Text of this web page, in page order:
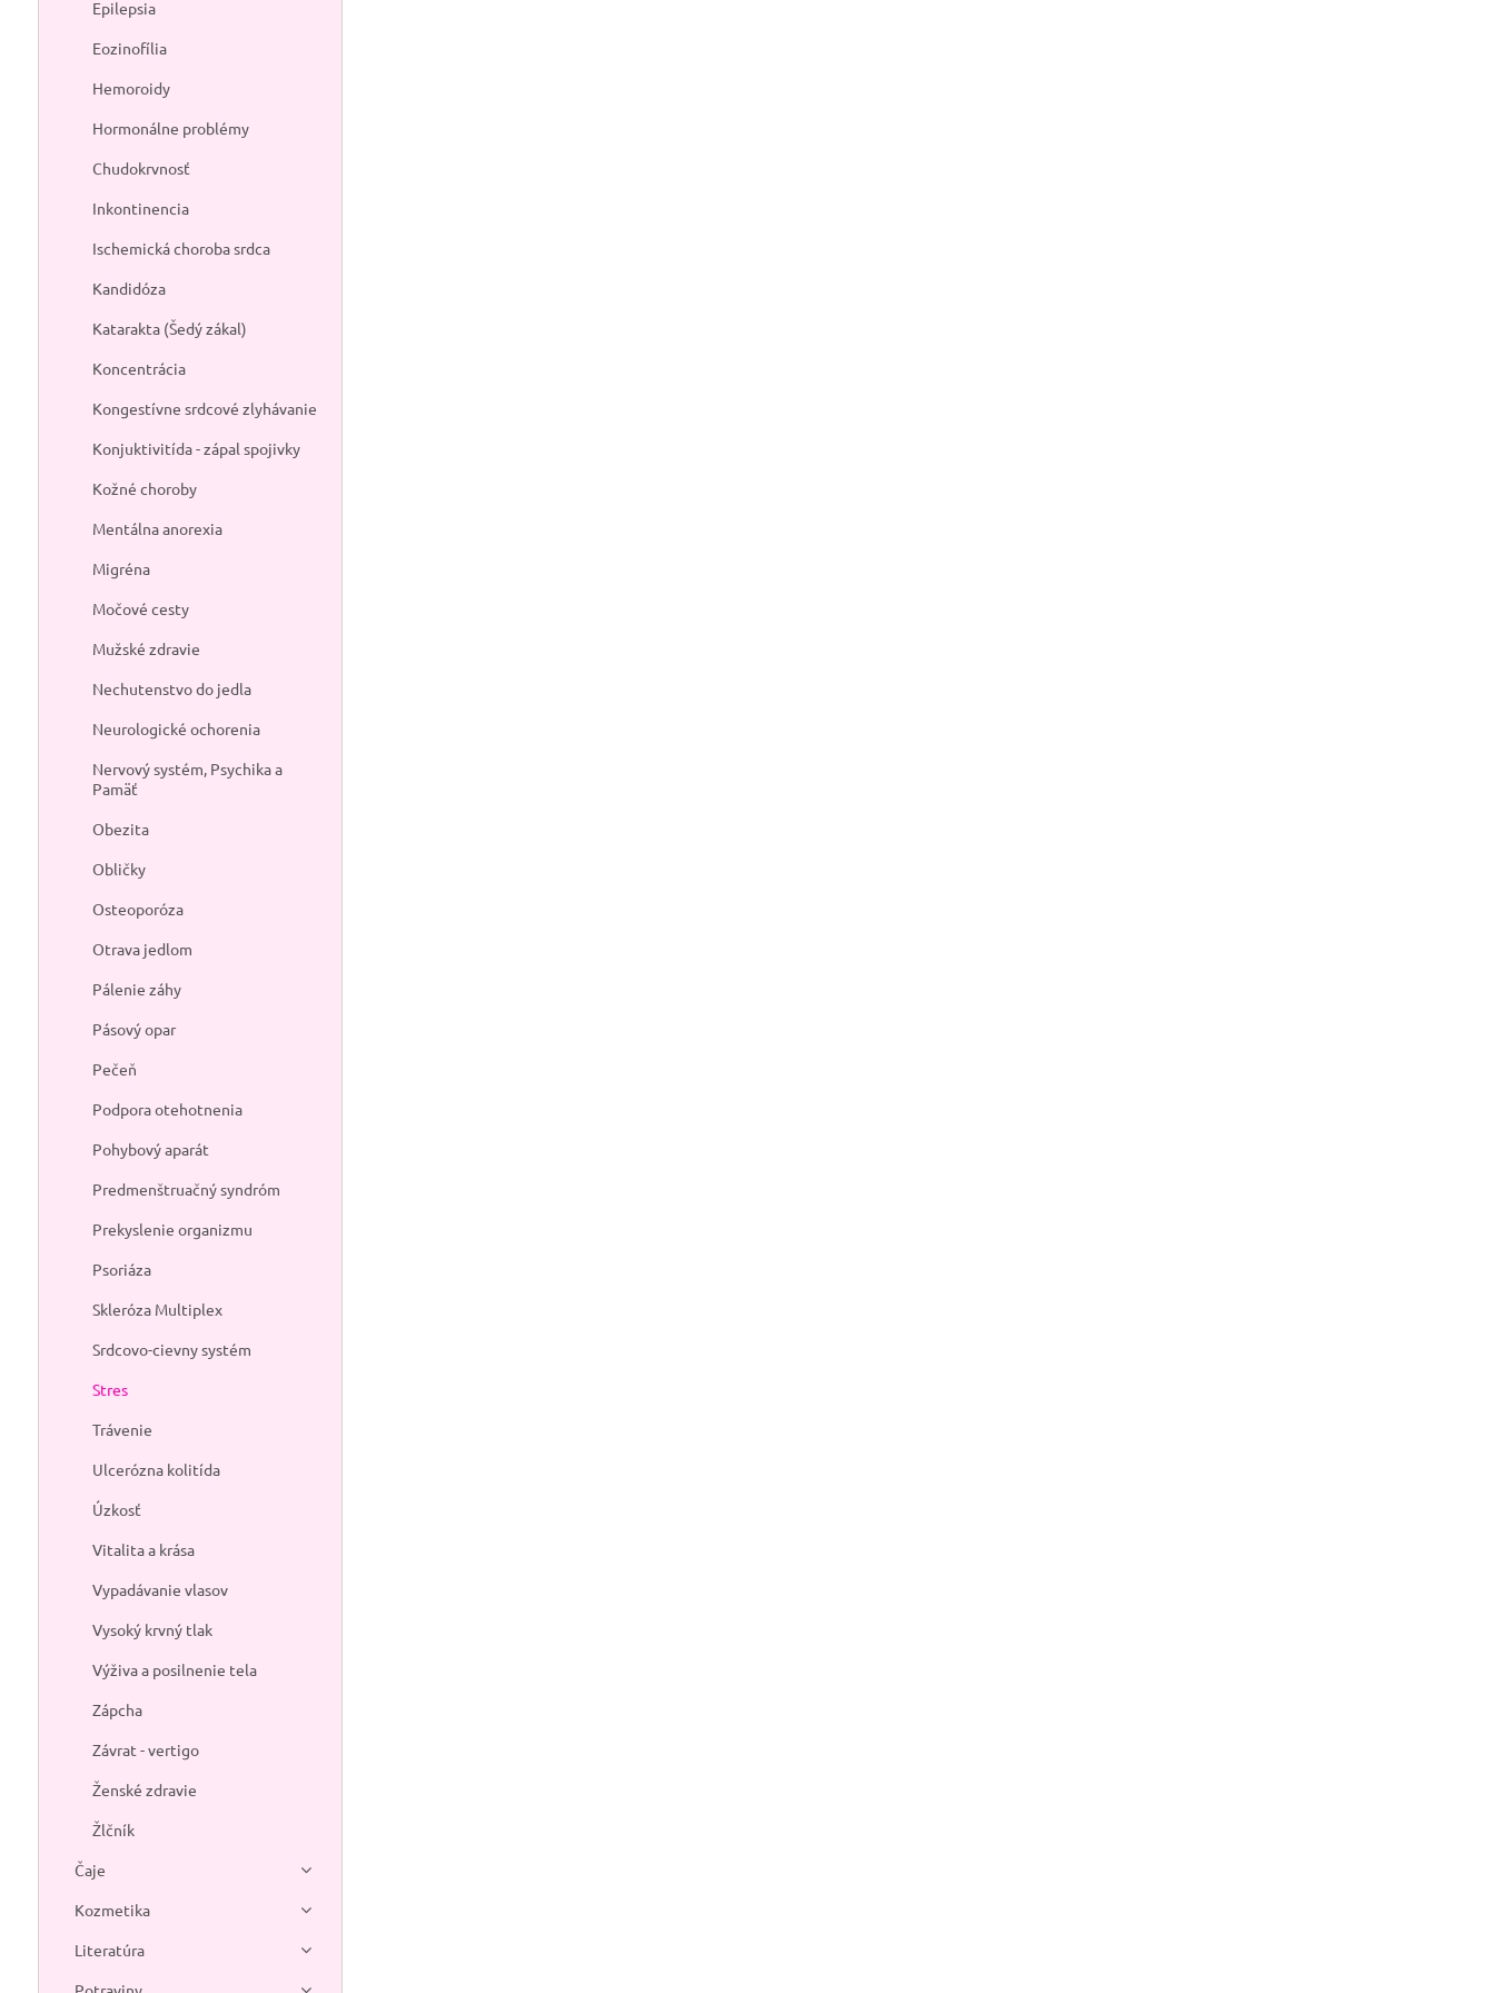
Epilepsia
Eozinofília
Hemoroidy
Hormonálne problémy
Chudokrvnosť
Inkontinencia
Ischemická choroba srdca
Kandidóza
Katarakta (Šedý zákal)
Koncentrácia
Kongestívne srdcové zlyhávanie
Konjuktivitída - zápal spojivky
Kožné choroby
Mentálna anorexia
Migréna
Močové cesty
Mužské zdravie
Nechutenstvo do jedla
Neurologické ochorenia
Nervový systém, Psychika a
Pamäť
Obezita
Obličky
Osteoporóza
Otrava jedlom
Pálenie záhy
Pásový opar
Pečeň
Podpora otehotnenia
Pohybový aparát
Predmenštruačný syndróm
Prekyslenie organizmu
Psoriáza
Skleróza Multiplex
Srdcovo-cievny systém
Stres
Trávenie
Ulcerózna kolitída
Úzkosť
Vitalita a krása
Vypadávanie vlasov
Vysoký krvný tlak
Výživa a posilnenie tela
Zápcha
Závrat - vertigo
Ženské zdravie
Žlčník
Čaje
Kozmetika
Literatúra